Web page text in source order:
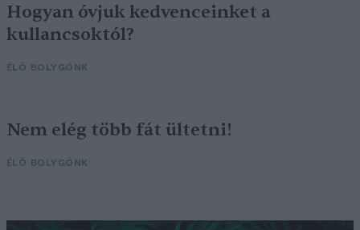
Hogyan óvjuk kedvenceinket a
kullancsoktól?
ÉLŐ BOLYGÓNK
Nem elég több fát ültetni!
ÉLŐ BOLYGÓNK